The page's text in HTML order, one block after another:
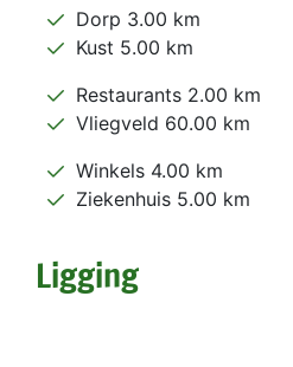
Dorp 3.00 km
Kust 5.00 km
Restaurants 2.00 km
Vliegveld 60.00 km
Winkels 4.00 km
Ziekenhuis 5.00 km
Ligging